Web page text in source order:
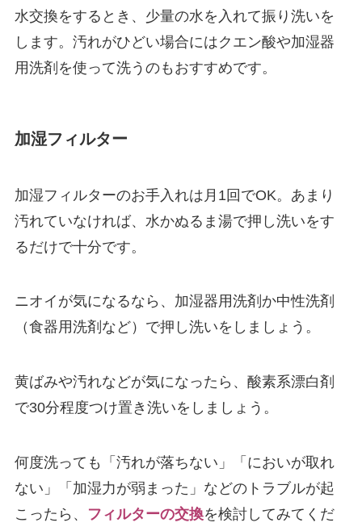
水交換をするとき、少量の水を入れて振り洗いを
します。汚れがひどい場合にはクエン酸や加湿器
用洗剤を使って洗うのもおすすめです。
加湿フィルター
加湿フィルターのお手入れは月1回でOK。あまり
汚れていなければ、水かぬるま湯で押し洗いをす
るだけで十分です。
ニオイが気になるなら、加湿器用洗剤か中性洗剤
（食器用洗剤など）で押し洗いをしましょう。
黄ばみや汚れなどが気になったら、酸素系漂白剤
で30分程度つけ置き洗いをしましょう。
何度洗っても「汚れが落ちない」「においが取れ
ない」「加湿力が弱まった」などのトラブルが起
こったら、
フィルターの交換を検討してみてくだ